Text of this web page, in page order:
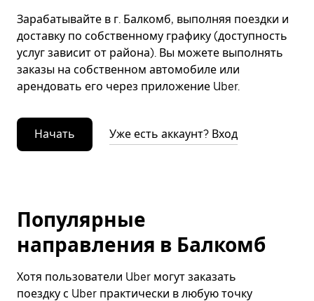
Зарабатывайте в г. Балкомб, выполняя поездки и
доставку по собственному графику (доступность
услуг зависит от района). Вы можете выполнять
заказы на собственном автомобиле или
арендовать его через приложение Uber.
Начать Уже есть аккаунт? Вход
Популярные
направления в Балкомб
Хотя пользователи Uber могут заказать
поездку с Uber практически в любую точку